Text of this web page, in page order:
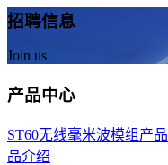
招聘信息
Join us
产品中心
ST60无线毫米波模组产品
品介绍